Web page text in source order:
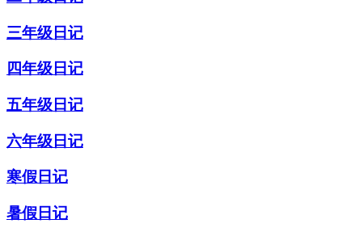
三年级日记
四年级日记
五年级日记
六年级日记
寒假日记
暑假日记